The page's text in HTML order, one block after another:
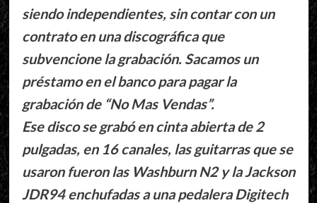
siendo independientes, sin contar con un
contrato en una discográfica que
subvencione la grabación. Sacamos un
préstamo en el banco para pagar la
grabación de “No Mas Vendas”.
Ese disco se grabó en cinta abierta de 2
pulgadas, en 16 canales, las guitarras que se
usaron fueron las Washburn N2 y la Jackson
JDR94 enchufadas a una pedalera Digitech